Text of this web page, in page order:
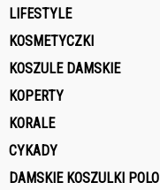
LIFESTYLE
KOSMETYCZKI
KOSZULE DAMSKIE
KOPERTY
KORALE
CYKADY
DAMSKIE KOSZULKI POLO